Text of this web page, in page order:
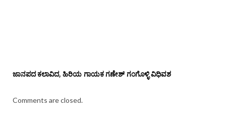
ಜಾನಪದ ಕಲಾವಿದ, ಹಿರಿಯ ಗಾಯಕ ಗಣೇಶ್ ಗಂಗೊಳ್ಳಿ ವಿಧಿವಶ
Comments are closed.